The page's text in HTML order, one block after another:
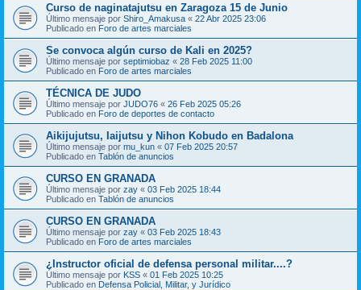
Curso de naginatajutsu en Zaragoza 15 de Junio
Último mensaje por Shiro_Amakusa « 22 Abr 2025 23:06
Publicado en Foro de artes marciales
Se convoca algún curso de Kali en 2025?
Último mensaje por septimiobaz « 28 Feb 2025 11:00
Publicado en Foro de artes marciales
TÉCNICA DE JUDO
Último mensaje por JUDO76 « 26 Feb 2025 05:26
Publicado en Foro de deportes de contacto
Aikijujutsu, Iaijutsu y Nihon Kobudo en Badalona
Último mensaje por mu_kun « 07 Feb 2025 20:57
Publicado en Tablón de anuncios
CURSO EN GRANADA
Último mensaje por zay « 03 Feb 2025 18:44
Publicado en Tablón de anuncios
CURSO EN GRANADA
Último mensaje por zay « 03 Feb 2025 18:43
Publicado en Foro de artes marciales
¿Instructor oficial de defensa personal militar....?
Último mensaje por KSS « 01 Feb 2025 10:25
Publicado en Defensa Policial, Militar, y Jurídico